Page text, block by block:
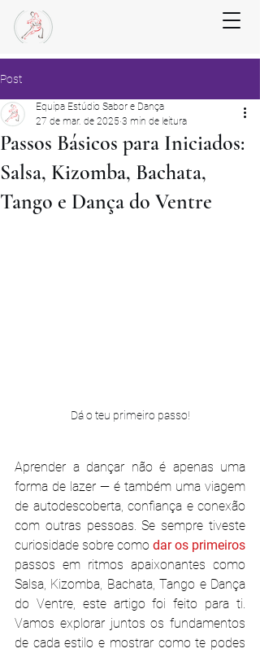
Post
Passos Básicos para Iniciados:
Salsa, Kizomba, Bachata,
Tango e Dança do Ventre
Equipa Estúdio Sabor e Dança
27 de mar. de 2025 3 min de leitura
Dá o teu primeiro passo!
Aprender a dançar não é apenas uma
forma de lazer — é também uma viagem
de autodescoberta, confiança e conexão
com outras pessoas. Se sempre tiveste
curiosidade sobre como
passos em ritmos apaixonantes como
Salsa, Kizomba, Bachata, Tango e Dança
do Ventre, este artigo foi feito para ti.
Vamos explorar juntos os fundamentos
de cada estilo e mostrar como te podes